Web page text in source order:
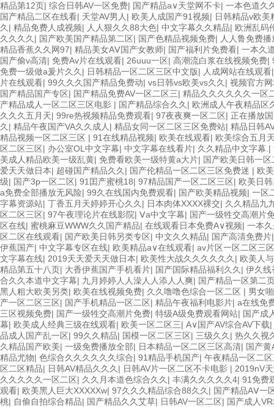
精品第12页| 综合日韩AV一区免费| 国产精品а∨天堂网不卡| 一本色道久
国产精品二区在线看| 天堂AV男人 | 欧美人成国产91视频| 日韩精品v欧美
久 | 精品免费人成视频| 人人狠久久88大色| 中文字幕久久精品| 欧洲乱码
久久久久 | 国产欧美国产精品第二区| 国产色精品视频免费| 人人鲁免费
精品香蕉久久网97| 精品美女AⅤ国产女教师| 国产福利片免费看| 一本久
国产偷v高清| 免费Av片在线观看| 26uuu一区| 高潮流白浆在线视频免费|
免费一级做a爰片久久 | 日韩精品一区二区三区中文版| 人成网站在线观看
片在线观看| 99久久久国产精品免费动| vs日韩vs欧美vs久久 | 视频官方
国产精品国产专区| 国产精品免费AV一区二区三| 精品久久久久久久一区
产精品成人一区二区三区电影 | 国产精品综合久久 | 欧洲成人午夜精品区
久久久五月天| 99re热视频精品免费观看| 97夜夜爽一区二区| 正在播放
久 | 精品午夜国产VA久久成人 | 精品女同一区二区三区免费站| 精品日韩
精品视频一区二区三区 | 91在线精品视频| 欧美在线观看| 欧美综合五月
区二区三区| 办公室OL中文字幕| 中文字幕在线看片| 久久精品中文字幕. |
美成人精品欧美一级乱黄| 免费看欧美一级特黄a大片| 国产欧美日韩一
爱天天做日本| 超碰国产精品久久 | 国产伦精品一区二区三区免费迷 | 欧
级| 国产3p一区二区| 91囯产蜜桃18| 97精品国产一区二区三区| 欧美日
a免费全部播放无风险| 99久在线国内免费观看| 国产欧美精品视频| 一区
字幕资源站| 丁香五月天婷婷开心久久 | 日本肉体XXXX裸交| 久久精品九
区二区三区| 97午夜理论片在线影院| Ⅴa中文字幕| 国产一级牲交高潮片
区在线| 蜜桃麻豆WWW久久国产精品| 在线观看日本免费A∨视频| 一本
区二区在线观看| 国产欧美日韩另类专区| 中文久久精品| 国产高清免费片
伊蕉国产| 中文字幕专区在线| 欧美精品a∨在线观看| av片区一区二区三区
文字幕在线| 2019天天爱天天做日本| 欧美性大战久久久久久久 | 欧美人
精品第五十八页| 大香伊蕉国产手机看片| 国产国际精品福利久久 | 伊久线
合久久本道中文字幕| 九月婷婷人人澡人人添人人爽| 国产精品一区第二
黑人粗大欧美另类| 欧美在线视频免费| 久久噜噜色综合一区二区 | 男女
产一区二区三区| 国产手机精品一区二区| 精品午夜福利电影片| a在线免
三区视频免费| 国产一级牲交高潮片免费| 特级A级免费观看网站| 国产成
幕| 欧美成人经典三级在线观看| 欧美一区二区三| A∨国产AV综合AV下载|
品成人国产乱一区| 99久久精品| 国模一区二区三区| 三级久久 | 热久久视
久精品国产欧美| 一级免费播放全部| 日本精品一区二区三区高清| 国产
精品尤物| 色综合久久久久久久综合| 91精品手机国产| 午夜精品一区二
区二区精品| 日韩AV精品久久久 | 日韩AV片一区二区不卡电影 | 2019nV
久久久久久一区二区| 久久月本道色综合久久 | 丰满久久久久久4| 91免费
观看| 欧美黑人巨大XXXXXw| 97久久久精品综合88久久 | 国产精品AⅤ一
桃| 自偷自拍综合精品| 国产精品久久艾草| 日韩AV一区二区| 国产成人